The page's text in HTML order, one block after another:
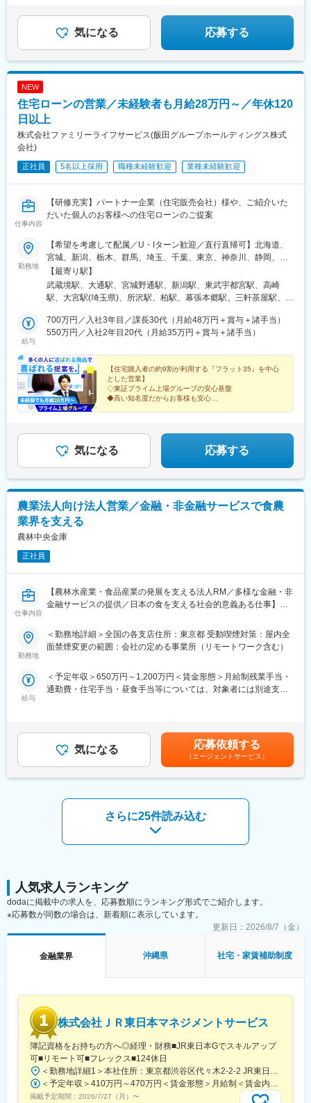
気になる 応募する
NEW
住宅ローンの営業／未経験者も月給28万円～／年休120
日以上
株式会社ファミリーライフサービス(飯田グループホールディングス株式
会社)
正社員 5名以上採用 職種未経験歓迎 業種未経験歓迎
仕事内容
【研修充実】パートナー企業（住宅販売会社）様や、ご紹介いた
だいた個人のお客様への住宅ローンのご提案
勤務地
【希望を考慮して配属／U・Iターン歓迎／直行直帰可】北海道、
宮城、新潟、栃木、群馬、埼玉、千葉、東京、神奈川、静岡、愛
知、大阪、福岡、沖縄■本店営業部／東京都武蔵野市■柏営業所／
千葉県柏市■千葉営業所／千葉県千葉市■札幌営業所／北海道札幌
市■仙台営業所／宮城県仙台市■新潟営業所／新潟県新潟市■宇都
所／埼玉県さいたま市■所沢営業所／埼玉県所沢市■世田谷営業所
／東京都世田谷区■相模原橋本営業所／神奈川県相模原市■横浜営
／愛知県名古屋市■大阪営業所／大阪府大阪市■福岡営業所／福岡
市■沖縄営業所／那覇市＼新店舗オープン！／ ■東東京営業所
東京都荒川区東日暮里3丁目27-5 BHビル7階 JR常磐線 「三河
島」駅 徒歩9分JR山手線 「日暮里」駅 徒歩12分※受動喫煙対
策:あり（勤務地により異なります）
【最寄り駅】
武蔵境駅、大通駅、宮城野通駅、新潟駅、東武宇都宮駅、高崎
駅、大宮駅(埼玉県)、所沢駅、柏駅、幕張本郷駅、三軒茶屋駅、橋
南駅、古島駅、三河島駅、狸小路駅、榴ケ岡駅、西太子堂駅、新
高島駅、新静岡駅、栄駅(愛知県)、肥後橋駅、西鉄福岡駅、おもろ
給与
700万円／入社3年目／課長30代（月給48万円＋賞与＋諸手当）
550万円／入社2年目20代（月給35万円＋賞与＋諸手当）
【住宅購入者の約9割が利用する『フラット35』を中心
とした営業】
◇東証プライム上場グループの安心基盤
◆高い知名度だからお客様も安心
気になる 応募する
農業法人向け法人営業／金融・非金融サービスで食農
業界を支える
農林中央金庫
正社員
仕事内容
【農林水産業・食品産業の発展を支える法人RM／多様な金融・非
金融サービスの提供／日本の食を支える社会的意義ある仕事】
■業務概要
当社の食農法人営業本部にて、農林水産業者や関連する法人に対
し、資金供給（融資・出資等）や課題解決型のソリューション提
日本の食を支える農林水産業の持続的な発展に寄与することをミ
ッションとし、グループ会社や外部企業と連携しながら、農業法
■業務詳細
・農林水産業者や関連企業への長期・短期の貸出提案
・JAバンクの農業融資支援、グループ会社と連携した出資・投資
育成
チェーン構築支援、課題解決型のリサーチ＆ソリューション機能
・顧客のニーズに応じた最適な金融・非金融サービスの提案、関
係各所との連携によるマッチング支援
■扱うサービス
法人向け融資、投資育成、コンサルティング、ソリューション企
画等
金融機関としての独自性を活かし、社会的意義の大きい業務に携
割を担うことができます。
■教育体制
OJTや研修制度を通じ、業務知識や専門性を高めるサポート体制
を整えています。
■就業環境
テレワークやペーパレス化、シェアオフィス活用など柔軟な働き
方が可能。ITインフラも整備され、風通しの良い職場環境です。
勤務地
＜勤務地詳細＞全国の各支店住所：東京都 受動喫煙対策：屋内全
面禁煙変更の範囲：会社の定める事業所（リモートワーク含む）
給与
＜予定年収＞650万円～1,200万円＜賃金形態＞月給制残業手当・
通勤費・住宅手当・昼食手当等については、対象者には別途支給
記年収は残業代を含みません※前職・スキル・経験等を考慮の上決
定します賃金はあくまでも目安の金額であり、選考を通じて上下
する可能性があります。月給(月額)は固定手当を含めた表記です。
気になる 応募依頼する
（エージェントサービス）
さらに25件読み込む
人気求人ランキング
dodaに掲載中の求人を、応募数順にランキング形式でご紹介します。
※応募数が同数の場合は、新着順に表示しています。
更新日： 2026/8/7（金）
金融業界 沖縄県 社宅・家賃補助制度
株式会社ＪＲ東日本マネジメントサービス
簿記資格をお持ちの方へ◎経理・財務■JR東日本Gでスキルアップ
可■リモート可■フレックス■124休日
掲載予定期間： 2026/7/27（月） 〜